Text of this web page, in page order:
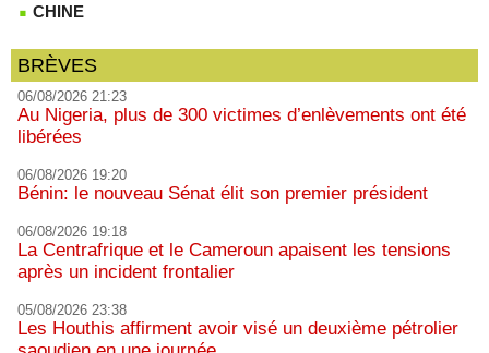
CHINE
BRÈVES
06/08/2026 21:23
Au Nigeria, plus de 300 victimes d’enlèvements ont été
libérées
06/08/2026 19:20
Bénin: le nouveau Sénat élit son premier président
06/08/2026 19:18
La Centrafrique et le Cameroun apaisent les tensions
après un incident frontalier
05/08/2026 23:38
Les Houthis affirment avoir visé un deuxième pétrolier